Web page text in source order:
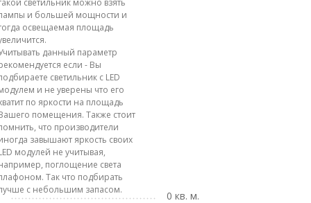
светильник можно взять
и большей мощности и
освещаемая площадь
данный параметр
если - Вы
светильник с LED
и не уверены что его
по яркости на площадь
помещения. Также стоит
что производители
завышают яркость своих
модулей не учитывая,
поглощение света
Так что подбирать
с небольшим запасом.
0 кв. м.